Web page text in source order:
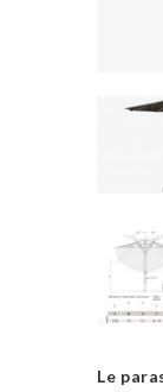
Le